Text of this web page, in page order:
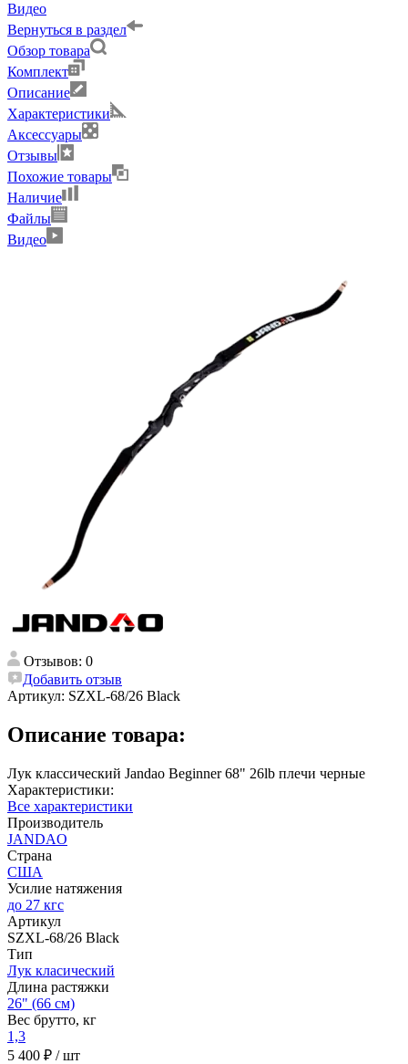
Видео
Вернуться в раздел
Обзор товара
Комплект
Описание
Характеристики
Аксессуары
Отзывы
Похожие товары
Наличие
Файлы
Видео
Отзывов: 0
Добавить отзыв
Артикул: SZXL-68/26 Black
Описание товара:
Лук классический Jandao Beginner 68" 26lb плечи черные
Характеристики:
Все характеристики
Производитель
JANDAO
Страна
США
Усилие натяжения
до 27 кгс
Артикул
SZXL-68/26 Black
Тип
Лук класический
Длина растяжки
26" (66 см)
Вес брутто, кг
1,3
5 400 ₽ / шт